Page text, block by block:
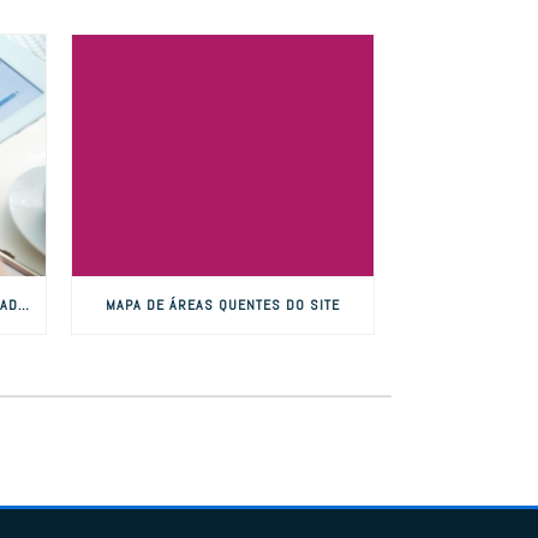
CONCORRÊNCIA EM LINKS PATROCINADOS MAPA DE ÁREAS QUENTES DO SITE